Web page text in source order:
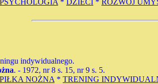
PSYCHOLOGIA * DZIECI * ROZWÓJ
indywidualnego.
. - 1972, nr 8 s. 15, nr 9 s. 5.
PIŁKA NOŻNA * TRENING